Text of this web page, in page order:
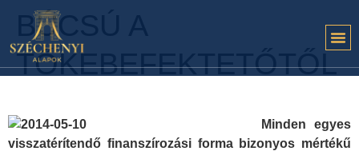
BÚCSÚ A
TŐKEBEFEKTETŐTŐL
Minden egyes
visszatérítendő finanszírozási forma bizonyos mértékű